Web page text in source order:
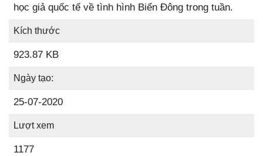
học giả quốc tế về tình hình Biển Đông trong tuần.
Kích thước
923.87 KB
Ngày tạo:
25-07-2020
Lượt xem
1177